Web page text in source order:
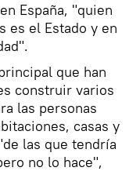
España, "quien
es el Estado y en
que han
construir varios
las personas
casas y
las que tendría
no lo hace",